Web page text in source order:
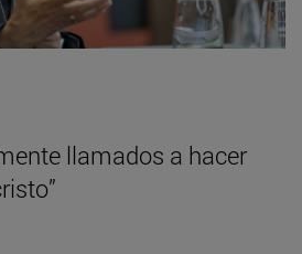
llamados a hacer